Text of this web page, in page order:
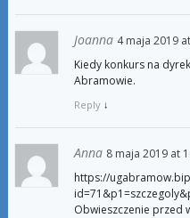
Joanna 4 maja 2019
Kiedy konkurs na
Abramowie.
Reply ↓
Anna 8 maja 2019 at
https://
Obwieszczenie przed